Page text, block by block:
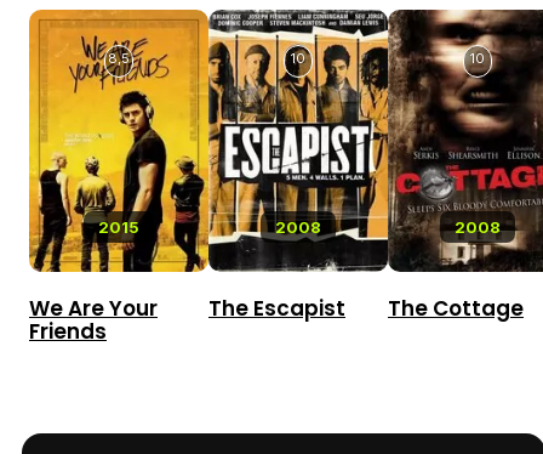
2015
8,5
We Are Your
Friends
2008
10
The Escapist
2008
10
The Cottage